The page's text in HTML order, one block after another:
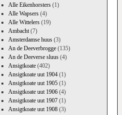
Alle Eikenhorsters(1)
Alle Wapsers(4)
Alle Wittelers(19)
Ambacht(7)
Amsterdamse huus(3)
An de Deeverbrogge(135)
An de Deeverse sluus(4)
Ansigtkoate(402)
Ansigtkoate uut 1904(1)
Ansigtkoate uut 1905(1)
Ansigtkoate uut 1906(4)
Ansigtkoate uut 1907(1)
Ansigtkoate uut 1908(3)